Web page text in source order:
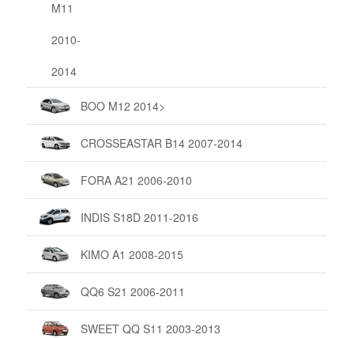
BOO M12 2014>
CROSSEASTAR B14 2007-2014
FORA A21 2006-2010
INDIS S18D 2011-2016
KIMO A1 2008-2015
QQ6 S21 2006-2011
SWEET QQ S11 2003-2013